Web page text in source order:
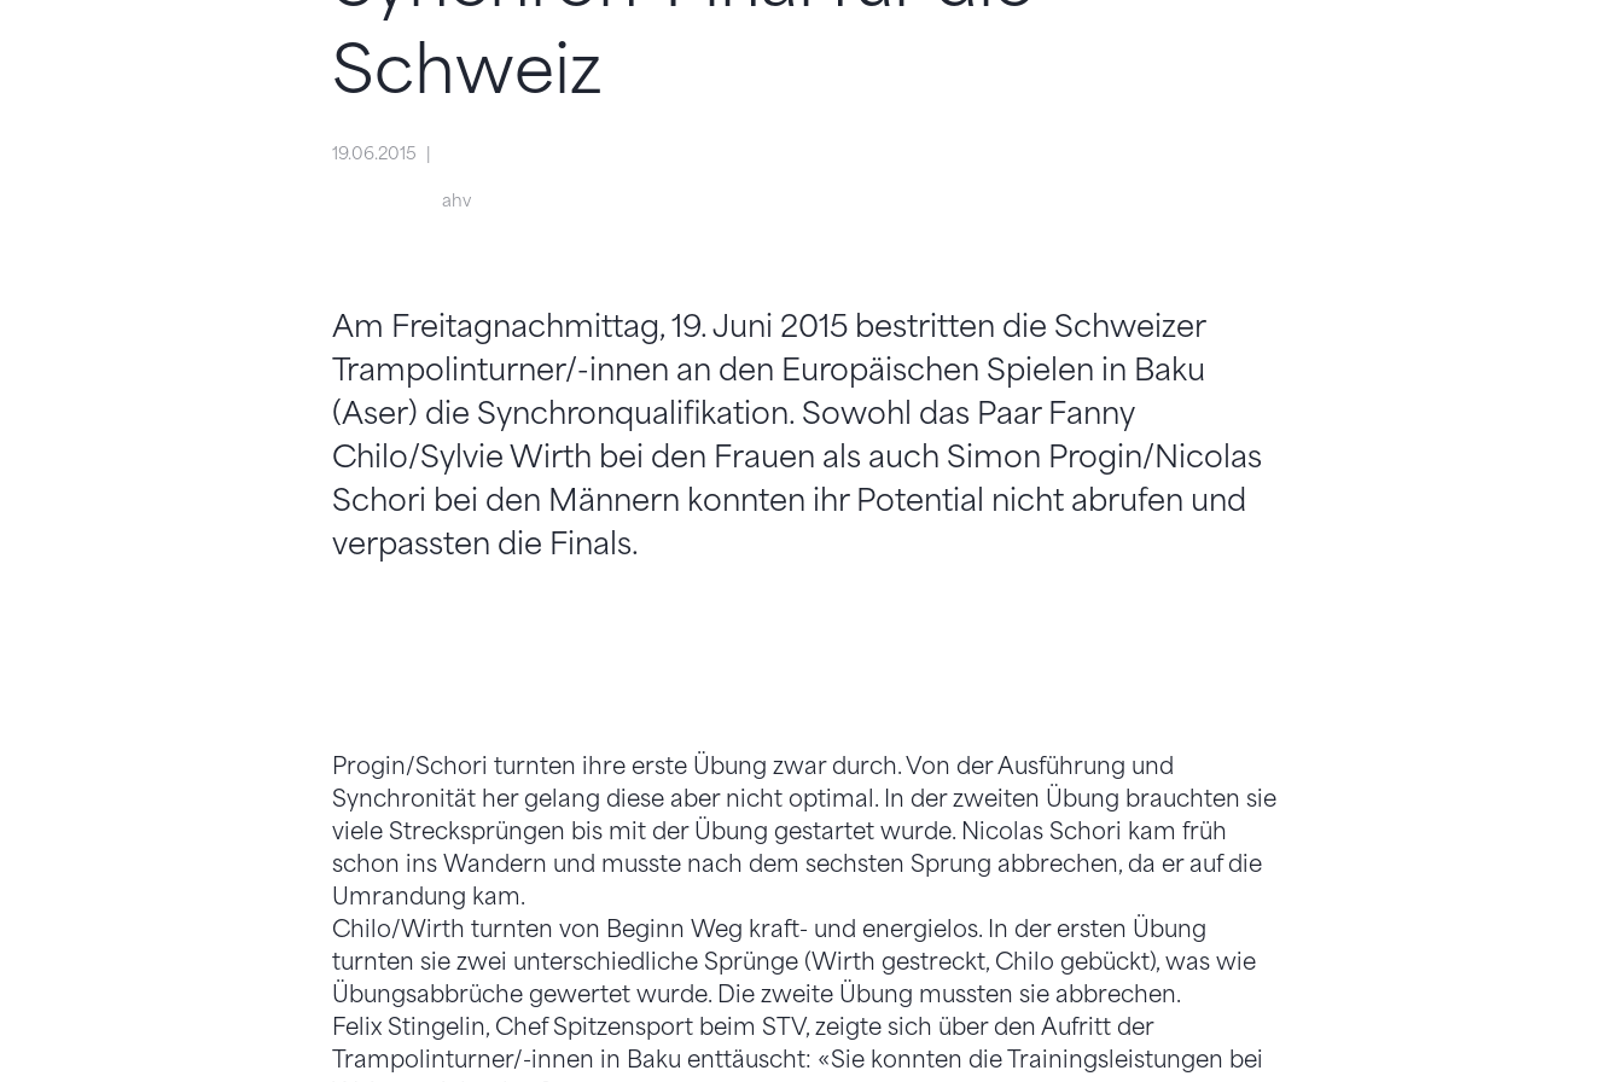
Schweiz
19.06.2015
ahv
Am Freitagnachmittag, 19. Juni 2015 bestritten die Schweizer
Trampolinturner/-innen an den Europäischen Spielen in Baku
(Aser) die Synchronqualifikation. Sowohl das Paar Fanny
Chilo/Sylvie Wirth bei den Frauen als auch Simon Progin/Nicolas
Schori bei den Männern konnten ihr Potential nicht abrufen und
verpassten die Finals.
Progin/Schori turnten ihre erste Übung zwar durch. Von der Ausführung und
Synchronität her gelang diese aber nicht optimal. In der zweiten Übung brauchten sie
viele Strecksprüngen bis mit der Übung gestartet wurde. Nicolas Schori kam früh
schon ins Wandern und musste nach dem sechsten Sprung abbrechen, da er auf die
Umrandung kam.
Chilo/Wirth turnten von Beginn Weg kraft- und energielos. In der ersten Übung
turnten sie zwei unterschiedliche Sprünge (Wirth gestreckt, Chilo gebückt), was wie
Übungsabbrüche gewertet wurde. Die zweite Übung mussten sie abbrechen.
Felix Stingelin, Chef Spitzensport beim STV, zeigte sich über den Aufritt der
Trampolinturner/-innen in Baku enttäuscht: «Sie konnten die Trainingsleistungen bei